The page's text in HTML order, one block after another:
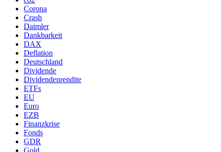
Corona
Crash
Daimler
Dankbarkeit
DAX
Deflation
Deutschland
Dividende
Dividendenrendite
ETFs
EU
Euro
EZB
Finanzkrise
Fonds
GDR
Gold